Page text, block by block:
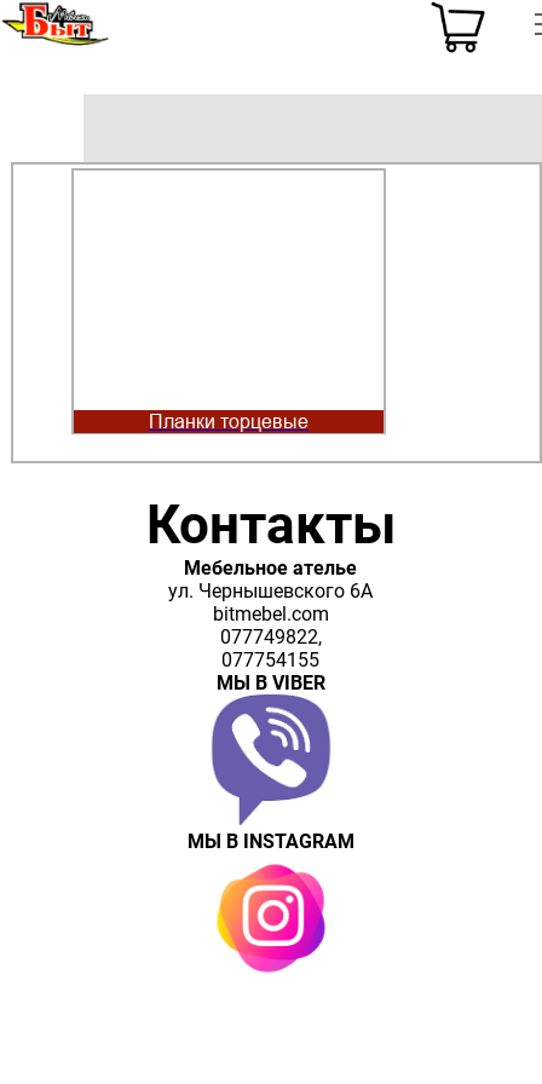
Планки торцевые
Контакты
Мебельное ателье
ул. Чернышевского 6А
bitmebel.com
077749822,
077754155
МЫ В VIBER
МЫ В INSTAGRAM